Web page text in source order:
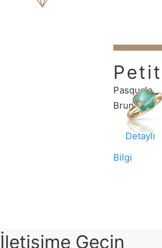
Petit
Joli
Pasquale
Bruni
Detaylı
Bilgi
İletişime Geçin